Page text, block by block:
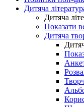
Дитяча
Дитяча
Показати
Дитяча